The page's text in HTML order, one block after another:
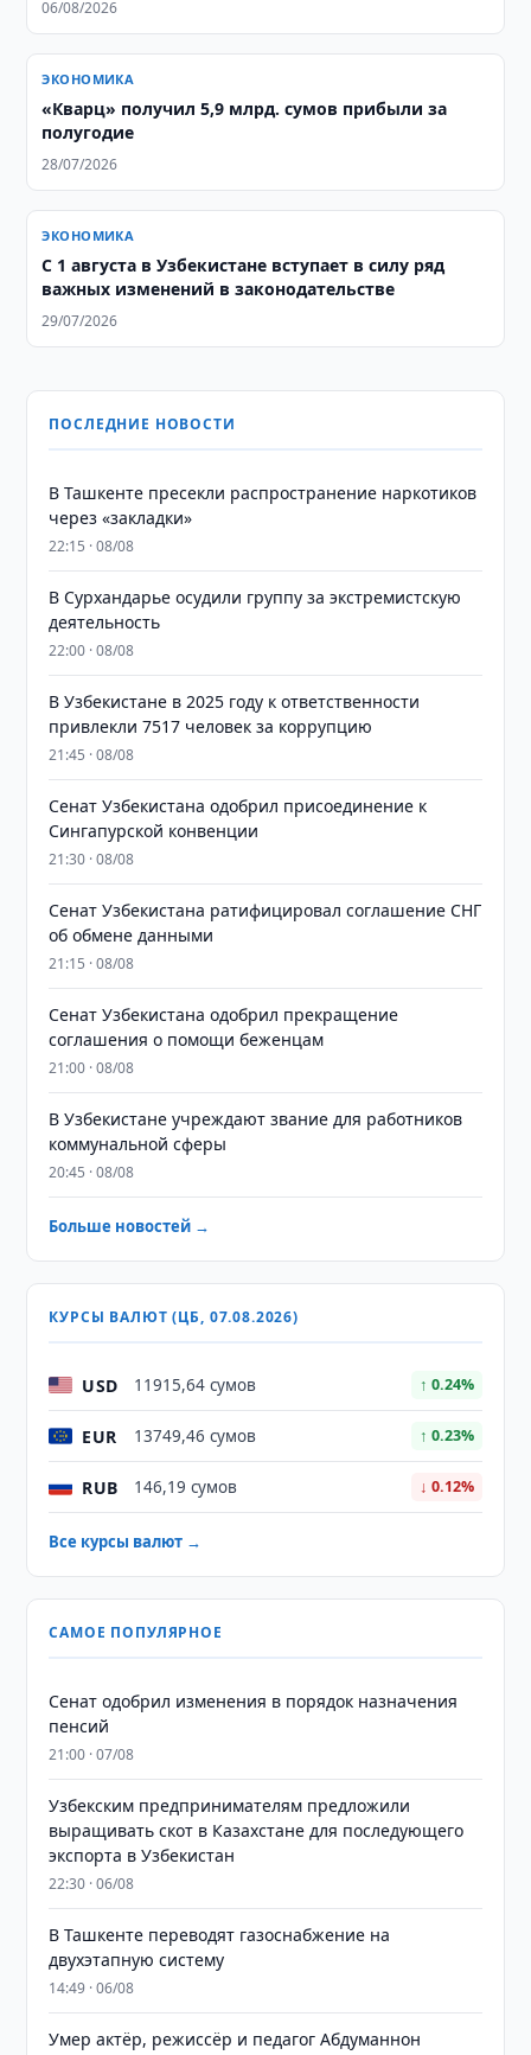
06/08/2026
ЭКОНОМИКА
«Кварц» получил 5,9 млрд. сумов прибыли за
полугодие
28/07/2026
ЭКОНОМИКА
С 1 августа в Узбекистане вступает в силу ряд
важных изменений в законодательстве
29/07/2026
ПОСЛЕДНИЕ НОВОСТИ
В Ташкенте пресекли распространение наркотиков
через «закладки»
22:15 · 08/08
В Сурхандарье осудили группу за экстремистскую
деятельность
22:00 · 08/08
В Узбекистане в 2025 году к ответственности
привлекли 7517 человек за коррупцию
21:45 · 08/08
Сенат Узбекистана одобрил присоединение к
Сингапурской конвенции
21:30 · 08/08
Сенат Узбекистана ратифицировал соглашение СНГ
об обмене данными
21:15 · 08/08
Сенат Узбекистана одобрил прекращение
соглашения о помощи беженцам
21:00 · 08/08
В Узбекистане учреждают звание для работников
коммунальной сферы
20:45 · 08/08
Больше новостей →
КУРСЫ ВАЛЮТ (ЦБ, 07.08.2026)
USD 11915,64 сумов ↑ 0.24%
EUR 13749,46 сумов ↑ 0.23%
RUB 146,19 сумов ↓ 0.12%
Все курсы валют →
САМОЕ ПОПУЛЯРНОЕ
Сенат одобрил изменения в порядок назначения
пенсий
21:00 · 07/08
Узбекским предпринимателям предложили
выращивать скот в Казахстане для последующего
экспорта в Узбекистан
22:30 · 06/08
В Ташкенте переводят газоснабжение на
двухэтапную систему
14:49 · 06/08
Умер актёр, режиссёр и педагог Абдуманнон